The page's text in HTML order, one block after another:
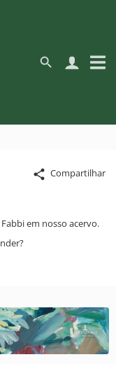
Compartilhar
em nosso acervo.